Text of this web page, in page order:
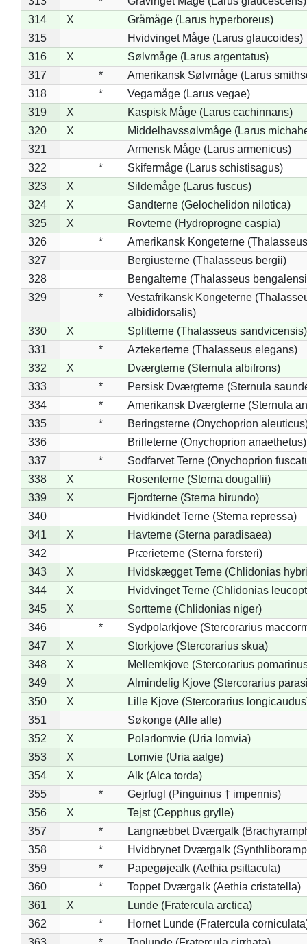
314
X
Gråmåge (Larus hyperboreus)
315
Hvidvinget Måge (Larus glaucoides)
316
X
Sølvmåge (Larus argentatus)
317
*
Amerikansk Sølvmåge (Larus
318
*
Vegamåge (Larus vegae)
319
X
Kaspisk Måge (Larus cachinnans)
320
X
Middelhavssølvmåge (Larus
321
Armensk Måge (Larus armenicus)
322
*
Skifermåge (Larus schistisagus)
323
X
Sildemåge (Larus fuscus)
324
X
Sandterne (Gelochelidon nilotica)
325
X
Rovterne (Hydroprogne caspia)
326
*
Amerikansk Kongeterne
327
Bergiusterne (Thalasseus bergii)
328
Bengalterne (Thalasseus
329
*
Vestafrikansk Kongeterne
albididorsalis)
330
X
Splitterne (Thalasseus sandvicensis)
331
*
Aztekerterne (Thalasseus elegans)
332
X
Dværgterne (Sternula albifrons)
333
*
Persisk Dværgterne (Sternula
334
*
Amerikansk Dværgterne (Sternula
335
*
Beringsterne (Onychoprion
336
Brilleterne (Onychoprion anaethetus)
337
*
Sodfarvet Terne (Onychoprion
338
X
Rosenterne (Sterna dougallii)
339
X
Fjordterne (Sterna hirundo)
340
Hvidkindet Terne (Sterna repressa)
341
X
Havterne (Sterna paradisaea)
342
Prærieterne (Sterna forsteri)
343
X
Hvidskægget Terne (Chlidonias
344
X
Hvidvinget Terne (Chlidonias
345
X
Sortterne (Chlidonias niger)
346
*
Sydpolarkjove (Stercorarius
347
X
Storkjove (Stercorarius skua)
348
X
Mellemkjove (Stercorarius
349
X
Almindelig Kjove (Stercorarius
350
X
Lille Kjove (Stercorarius
351
Søkonge (Alle alle)
352
X
Polarlomvie (Uria lomvia)
353
X
Lomvie (Uria aalge)
354
X
Alk (Alca torda)
355
*
Gejrfugl (Pinguinus † impennis)
356
X
Tejst (Cepphus grylle)
357
*
Langnæbbet Dværgalk
358
*
Hvidbrynet Dværgalk
359
*
Papegøjealk (Aethia psittacula)
360
*
Toppet Dværgalk (Aethia cristatella)
361
X
Lunde (Fratercula arctica)
362
*
Hornet Lunde (Fratercula